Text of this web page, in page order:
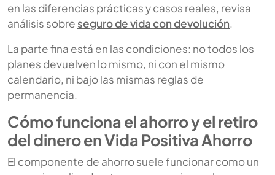
en las diferencias prácticas y casos reales, revisa
análisis sobreseguro de vida con devolución.
La parte fina está en las condiciones: no todos los
planes devuelven lo mismo, ni con el mismo
calendario, ni bajo las mismas reglas de
permanencia.
Cómo funciona el ahorro y el retiro
del dinero en Vida Positiva Ahorro
El componente de ahorro suele funcionar como un